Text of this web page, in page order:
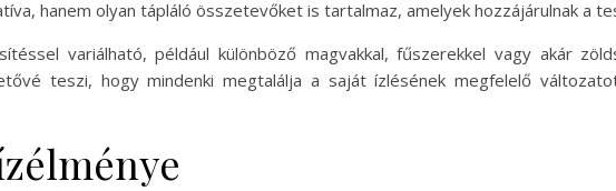
hanem olyan tápláló összetevőket is tartalmaz, amelyek hozzájárulnak a
variálható, például különböző magvakkal, fűszerekkel vagy akár
teszi, hogy mindenki megtalálja a saját ízlésének megfelelő